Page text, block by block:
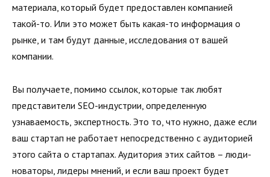
материала, который будет предоставлен компанией
такой-то. Или это может быть какая-то информация о
рынке, и там будут данные, исследования от вашей
компании.
Вы получаете, помимо ссылок, которые так любят
представители SEO-индустрии, определенную
узнаваемость, экспертность. Это то, что нужно, даже если
ваш стартап не работает непосредственно с аудиторией
этого сайта о стартапах. Аудитория этих сайтов – люди-
новаторы, лидеры мнений, и если ваш проект будет